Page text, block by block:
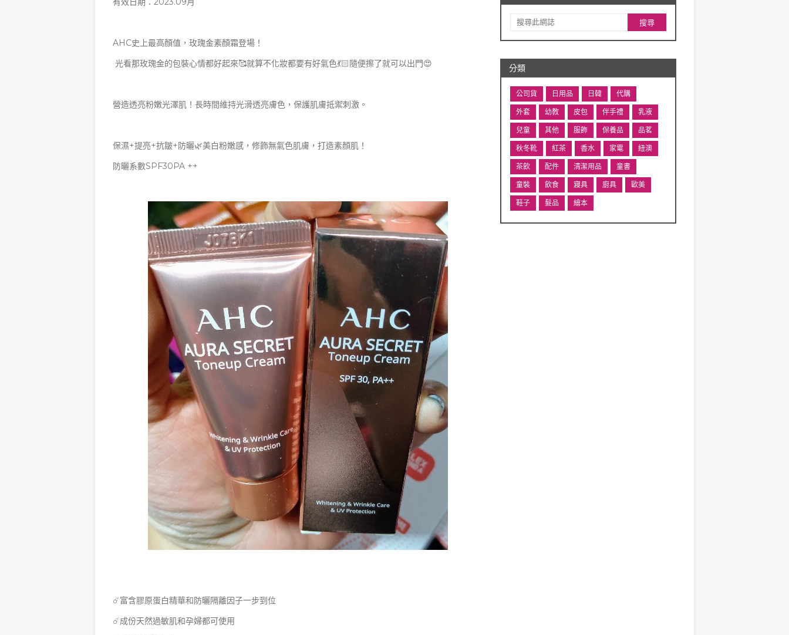
AHC史上最高顏值，玫瑰金素顏霜登場！
光看那玫瑰金的包裝心情都好起來🥰就算不化妝都要有好氣色💃🏻隨便擦了就可以出門😍
營造透亮粉嫩光澤肌！長時間維持光滑透亮膚色，保護肌膚抵禦刺激。
保濕+提亮+抗皺+防曬🌿美白粉嫩感，修飾無氣色肌膚，打造素顏肌！
防曬系數SPF30PA ++
☄️富含膠原蛋白精華和防曬隔離因子一步到位
☄️成份天然過敏肌和孕婦都可使用
分類
公司貨 日用品 日韓 代購
外套 幼教 皮包 伴手禮 乳液
兒童 其他 服飾 保養品 品茗
秋冬靴 紅茶 香水 家電 紐澳
茶飲 配件 清潔用品 童書
童裝 飲食 寢具 廚具 歐美
鞋子 髮品 繪本